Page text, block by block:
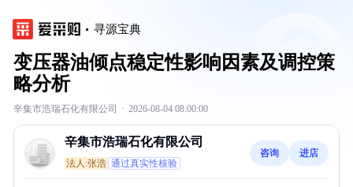
寻源宝典
变压器油倾点稳定性影响因素及调控策
略分析
辛集市浩瑞石化有限公司 · 2026-08-04 08:00:00
辛集市浩瑞石化有限公司
法人:张浩 通过真实性核验
咨询 进店